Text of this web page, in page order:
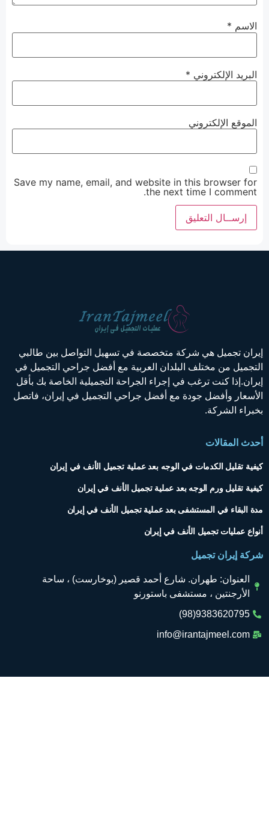
الاسم*
البريد الإلكتروني*
الموقع الإلكتروني
Save my name, email, and website in this browser for
the next time I comment.
تجميل هي شركة متخصصة في تسهيل التواصل بين طالبي
من مختلف البلدان العربية مع أفضل جراحي التجميل في
كنت ترغب في إجراء الجراحة التجميلية الخاصة بك بأقل
وأفضل جودة مع أفضل جراحي التجميل في إيران، فاتصل
الشركة.
المقالات
تقليل الكدمات في الوجه بعد عملية تجميل الأنف في إيران
تقليل ورم الوجه بعد عملية تجميل الأنف في إيران
البقاء في المستشفى بعد عملية تجميل الأنف في إيران
عمليات تجميل الأنف في إيران
إيران تجميل
العنوان: طهران. شارع أحمد قصير (بوخارست) ، ساحة
الأرجنتين ، مستشفى باستورنو
9383620795(98)
info@irantajmeel.com